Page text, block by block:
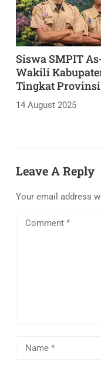
Siswa SMPIT
Wakili
Tingkat Provinsi
14 August 2025
Leave A Reply
Your email address